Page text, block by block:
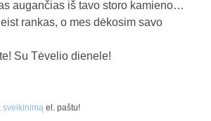
augančias iš tavo storo kamieno…
rankas, o mes dėkosim savo
Su Tėvelio dienele!
sveikinimą el. paštu!